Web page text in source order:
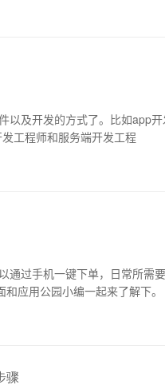
以及开发的方式了。比如app
工程师和服务端开发工程
通过手机一键下单，日常所需
骤